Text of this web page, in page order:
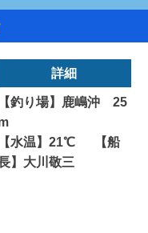
詳細
【釣り場】鹿嶋沖 25
【水温】21℃ 【船
】大川敬三